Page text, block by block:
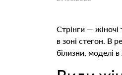
Стрінги — жіночі
в зоні стегон. В
білизни, моделі